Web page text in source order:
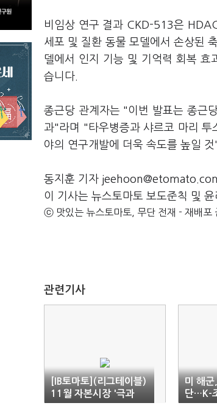
비임상 연구 결과 CKD-513은
세포 및 질환 동물 모델에서 손상된
델에서 인지 기능 및 기억력 회복 효
습니다.
종근당 관계자는 "이번 발표는 종근
과"라며 "타우병증과 샤르코 마리 투
야의 연구개발에 더욱 속도를 높일
동지훈 기자
이 기사는 뉴스토마토 보도준칙 및
ⓒ 맛있는 뉴스토마토, 무단 전재 - 재배포
관련기사
[IB토마토](리그테이블)
11월 자본시장 '극과
극'…ECM은 활황, DC
미 해군
단…K-
대